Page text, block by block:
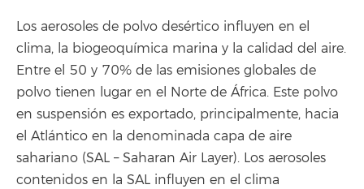
Los aerosoles de polvo desértico influyen en el
clima, la biogeoquímica marina y la calidad del aire.
Entre el 50 y 70% de las emisiones globales de
polvo tienen lugar en el Norte de África. Este polvo
en suspensión es exportado, principalmente, hacia
el Atlántico en la denominada capa de aire
sahariano (SAL – Saharan Air Layer). Los aerosoles
contenidos en la SAL influyen en el clima